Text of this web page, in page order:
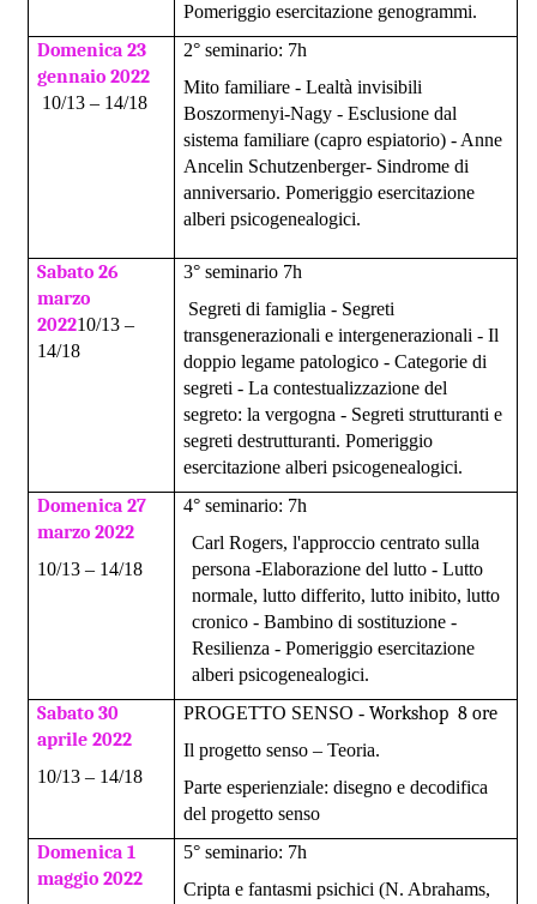
Pomeriggio esercitazione genogrammi.
Domenica 23
gennaio 2022
10/13 – 14/18
2° seminario: 7h
Mito familiare - Lealtà invisibili
Boszormenyi-Nagy - Esclusione dal
sistema familiare (capro espiatorio) - Anne
Ancelin Schutzenberger- Sindrome di
anniversario. Pomeriggio esercitazione
alberi psicogenealogici.
Sabato 26
marzo
202210/13 –
14/18
3° seminario 7h
Segreti di famiglia - Segreti
transgenerazionali e intergenerazionali - Il
doppio legame patologico - Categorie di
segreti - La contestualizzazione del
segreto: la vergogna - Segreti strutturanti e
segreti destrutturanti. Pomeriggio
esercitazione alberi psicogenealogici.
Domenica 27
marzo 2022
10/13 – 14/18
4° seminario: 7h
Carl Rogers, l'approccio centrato sulla
persona -Elaborazione del lutto - Lutto
normale, lutto differito, lutto inibito, lutto
cronico - Bambino di sostituzione -
Resilienza - Pomeriggio esercitazione
alberi psicogenealogici.
Sabato 30
aprile 2022
10/13 – 14/18
PROGETTO SENSO - Workshop 8 ore
Il progetto senso – Teoria.
Parte esperienziale: disegno e decodifica
del progetto senso
Domenica 1
maggio 2022
5° seminario: 7h
Cripta e fantasmi psichici (N. Abrahams,